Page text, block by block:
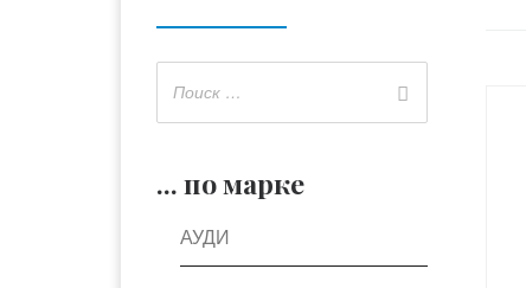
... по марке
АУДИ